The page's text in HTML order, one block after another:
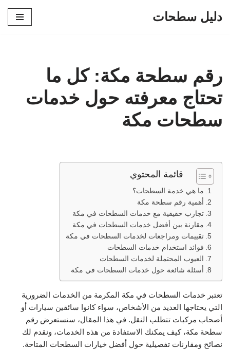
دليل سطحات
رقم سطحة مكة: كل ما
تحتاج معرفته حول خدمات
سطحات مكة
قائمة المحتوي
ما هي خدمة السطحات؟
أهمية رقم سطحة مكة
تجارب حقيقية مع خدمات السطحات في مكة
مقارنة بين أفضل خدمات السطحات في مكة
تقييمات ومراجعات لخدمات السطحات في مكة
فوائد استخدام خدمات السطحات
العيوب المحتملة لخدمات السطحات
أسئلة شائعة حول خدمات السطحات في مكة
تعتبر خدمات السطحات في مكة المكرمة من الخدمات الضرورية
التي يحتاجها العديد من الأشخاص، سواء كانوا سائقين سيارات أو
أصحاب مركبات تتطلب النقل. في هذا المقال، سنستعرض رقم
سطحة مكة، كيف يمكنك الاستفادة من هذه الخدمات، ونقدم لك
نصائح ومقارنات تفصيلية حول أفضل خيارات السطحات المتاحة.